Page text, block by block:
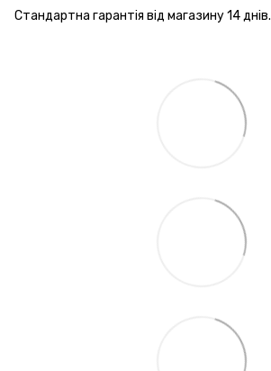
Стандартна гарантія від магазину 14 днів.